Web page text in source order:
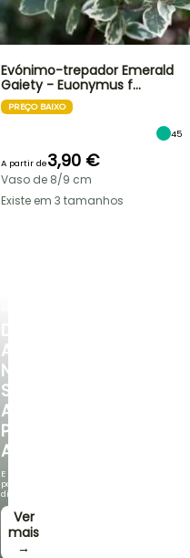
DESCUBRA
A
NOSSA
SELEÇÃO
A
PREÇOS
ACESSÍVEIS
E
poupe
dinheiro!
Ver
mais
→
Evónimo-trepador Emerald
Gaiety - Euonymus f…
PREÇO BAIXO
45
A partir de3,90 €
Vaso de 8/9 cm
Existe em 3 tamanhos